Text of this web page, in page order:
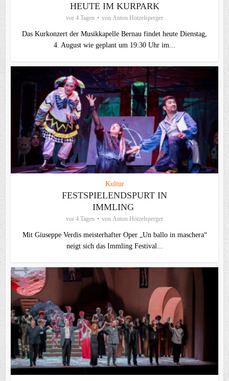
HEUTE IM KURPARK
vor 4 Tagen von Anton Hötzelsperger
Das Kurkonzert der Musikkapelle Bernau findet heute Dienstag,
4. August wie geplant um 19:30 Uhr im...
Kultur
FESTSPIELENDSPURT IN
IMMLING
vor 4 Tagen von Anton Hötzelsperger
Mit Giuseppe Verdis meisterhafter Oper „Un ballo in maschera“
neigt sich das Immling Festival...